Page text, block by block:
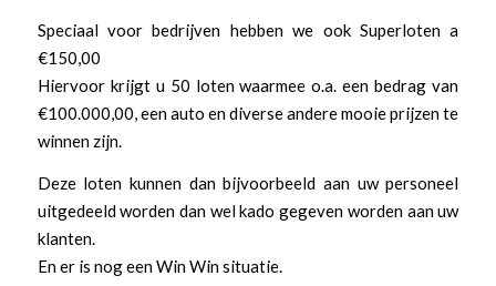
Speciaal voor bedrijven hebben we ook Superloten a
€150,00
Hiervoor krijgt u 50 loten waarmee o.a. een bedrag van
€100.000,00, een auto en diverse andere mooie prijzen te
winnen zijn.
Deze loten kunnen dan bijvoorbeeld aan uw personeel
uitgedeeld worden dan wel kado gegeven worden aan uw
klanten.
En er is nog een Win Win situatie.